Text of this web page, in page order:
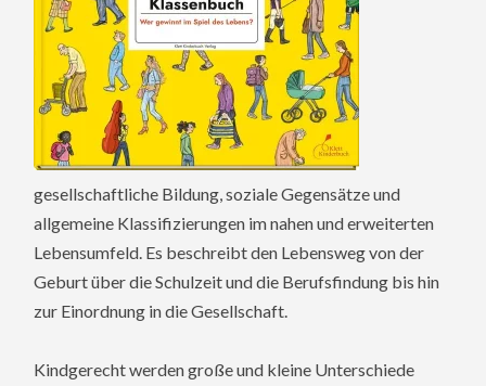
gesellschaftliche Bildung, soziale Gegensätze und
allgemeine Klassifizierungen im nahen und erweiterten
Lebensumfeld. Es beschreibt den Lebensweg von der
Geburt über die Schulzeit und die Berufsfindung bis hin
zur Einordnung in die Gesellschaft.
Kindgerecht werden große und kleine Unterschiede